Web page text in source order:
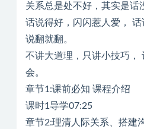
关系总是处不好，其实是话
话说得好，闪闪惹人爱，
说翻就翻。
不讲大道理，只讲小技巧，
会。
章节1:课前必知 课程介绍
课时1导学07:25
章节2:理清人际关系、搭建